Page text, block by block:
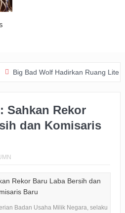
Wolf Hadirkan Ruang Literasi bagi
Sahkan Rekor
dan Komisaris
Badan Usaha Milik Negara, selaku